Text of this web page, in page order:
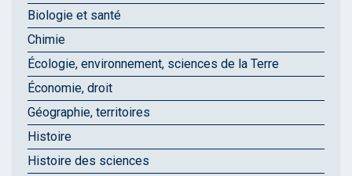
Biologie et santé
Chimie
Écologie, environnement, sciences de la Terre
Économie, droit
Géographie, territoires
Histoire
Histoire des sciences